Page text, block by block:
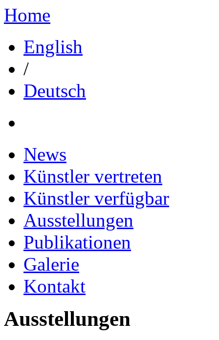
Home
English
/
Deutsch
News
Künstler vertreten
Künstler verfügbar
Ausstellungen
Publikationen
Galerie
Kontakt
Ausstellungen